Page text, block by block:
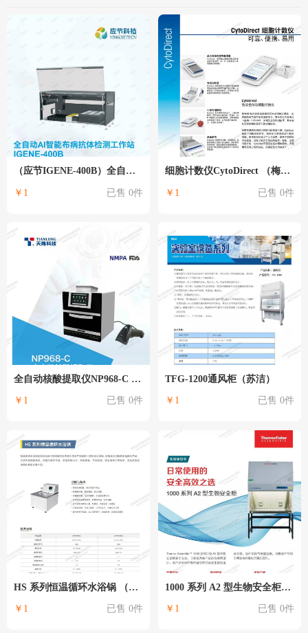
（应节IGENE-400B）全自动AI智能布病抗体检测工作站
￥1 已售 0件
细胞计数仪CytoDirect （梅特勒-托利多）
￥1 已售 0件
全自动核酸提取仪NP968-C （天隆）
￥1 已售 0件
TFG-1200通风柜（苏洁）
￥1 已售 0件
HS 系列恒温循环水浴锅 （尚仪）
￥1 已售 0件
1000 系列 A2 型生物安全柜（Thermo）
￥1 已售 0件